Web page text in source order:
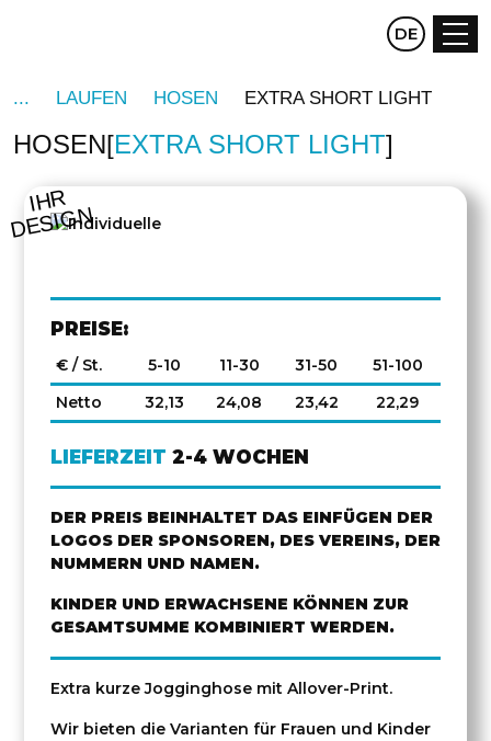
CZ EN
DE
LAUFEN HOSEN EXTRA SHORT LIGHT
HOSEN EXTRA SHORT LIGHT
IHR
DESIGN
PREISE:
€ / St. 5-10 11-30 31-50
51-100
Netto
32,13 24,08 23,42 22,29
LIEFERZEIT 2-4 WOCHEN
DER PREIS BEINHALTET DAS EINFÜGEN DER
LOGOS DER SPONSOREN, DES VEREINS, DER
NUMMERN UND NAMEN.
KINDER UND ERWACHSENE KÖNNEN ZUR
GESAMTSUMME KOMBINIERT WERDEN.
Extra kurze Jogginghose mit Allover-Print.
Wir bieten die Varianten für Frauen und Kinder